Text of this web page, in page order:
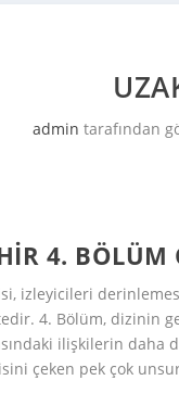
admin tarafından
4. BÖLÜM
izleyicileri
4. Bölüm, dizinin
ilişkilerin daha
çeken pek çok